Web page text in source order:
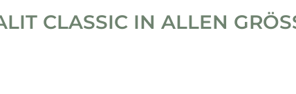
CLASSIC IN ALLEN